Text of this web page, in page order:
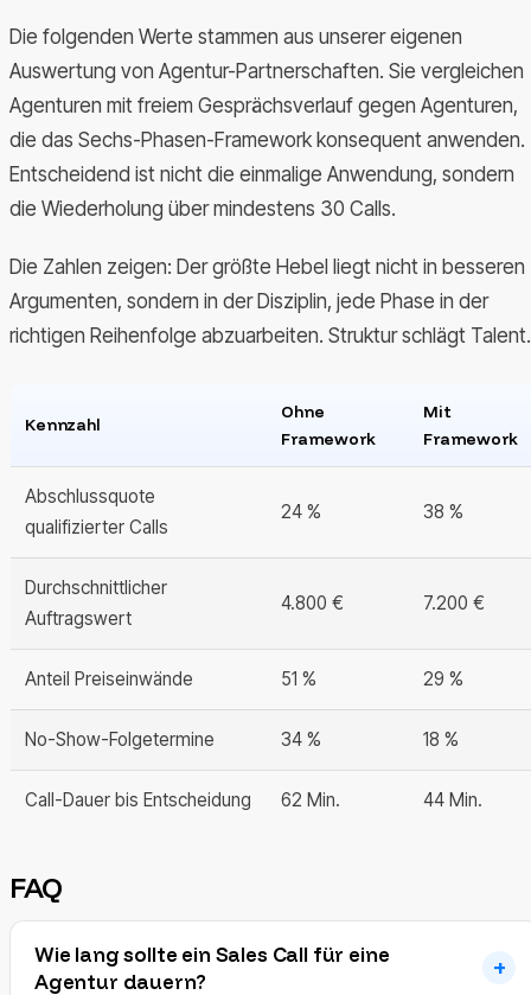
Die folgenden Werte stammen aus unserer eigenen
Auswertung von Agentur-Partnerschaften. Sie vergleichen
Agenturen mit freiem Gesprächsverlauf gegen Agenturen,
die das Sechs-Phasen-Framework konsequent anwenden.
Entscheidend ist nicht die einmalige Anwendung, sondern
die Wiederholung über mindestens 30 Calls.
Die Zahlen zeigen: Der größte Hebel liegt nicht in besseren
Argumenten, sondern in der Disziplin, jede Phase in der
richtigen Reihenfolge abzuarbeiten. Struktur schlägt Talent.
Kennzahl
Ohne
Framework
Mit
Framework
Abschlussquote
qualifizierter Calls
24 % 38 %
Durchschnittlicher
Auftragswert
4.800 € 7.200 €
Anteil Preiseinwände 51 % 29 %
No-Show-Folgetermine 34 % 18 %
Call-Dauer bis Entscheidung 62 Min. 44 Min.
FAQ
Wie lang sollte ein Sales Call für eine
Agentur dauern?